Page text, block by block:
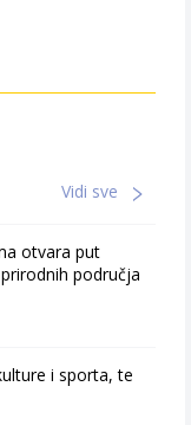
Vidi sve
otvara put
područja
i sporta, te